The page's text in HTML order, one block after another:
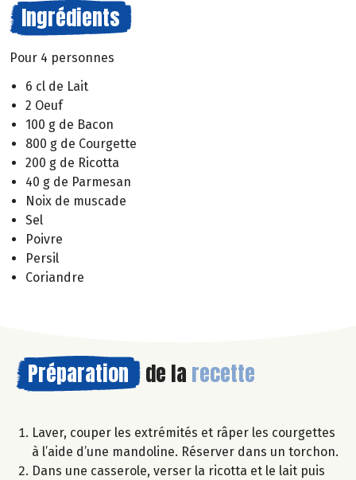
Ingrédients
Pour 4 personnes
6 cl de Lait
2 Oeuf
100 g de Bacon
800 g de Courgette
200 g de Ricotta
40 g de Parmesan
Noix de muscade
Sel
Poivre
Persil
Coriandre
Préparation de la recette
Laver, couper les extrémités et râper les courgettes
à l’aide d’une mandoline. Réserver dans un torchon.
Dans une casserole, verser la ricotta et le lait puis